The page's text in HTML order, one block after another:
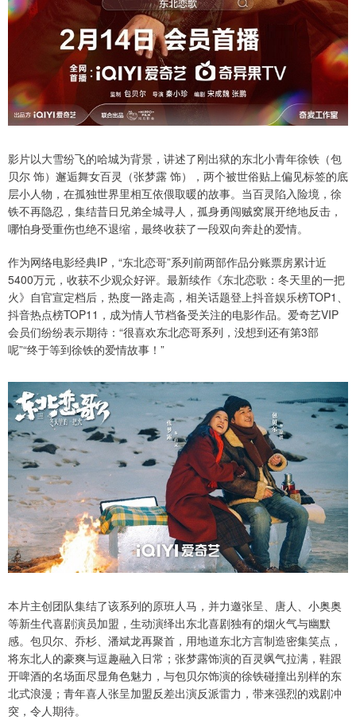
影片以大雪纷飞的哈城为背景，讲述了刚出狱的东北小青年徐铁（包
贝尔 饰）邂逅舞女百灵（张梦露 饰），两个被世俗贴上偏见标签的底
层小人物，在孤独世界里相互依偎取暖的故事。当百灵陷入险境，徐
铁不再隐忍，集结昔日兄弟全城寻人，孤身勇闯贼窝展开绝地反击，
哪怕身受重伤也绝不退缩，最终收获了一段双向奔赴的爱情。
作为网络电影经典IP，“东北恋哥”系列前两部作品分账票房累计近
5400万元，收获不少观众好评。最新续作《东北恋歌：冬天里的一把
火》自官宣定档后，热度一路走高，相关话题登上抖音娱乐榜TOP1、
抖音热点榜TOP11，成为情人节档备受关注的电影作品。爱奇艺VIP
会员们纷纷表示期待：“很喜欢东北恋哥系列，没想到还有第3部
呢”“终于等到徐铁的爱情故事！”
本片主创团队集结了该系列的原班人马，并力邀张呈、唐人、小奥奥
等新生代喜剧演员加盟，生动演绎出东北喜剧独有的烟火气与幽默
感。包贝尔、乔杉、潘斌龙再聚首，用地道东北方言制造密集笑点，
将东北人的豪爽与逗趣融入日常；张梦露饰演的百灵飒气拉满，鞋跟
开啤酒的名场面尽显角色魅力，与包贝尔饰演的徐铁碰撞出别样的东
北式浪漫；青年喜人张呈加盟反差出演反派雷力，带来强烈的戏剧冲
突，令人期待。